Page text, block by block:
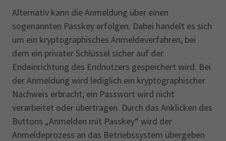
Alternativ kann die Anmeldung über einen
sogenannten Passkey erfolgen. Dabei handelt es sich
um ein kryptographisches Anmeldeverfahren, bei
dem ein privater Schlüssel sicher auf der
Endeinrichtung des Endnutzers gespeichert wird. Bei
der Anmeldung wird lediglich ein kryptographischer
Nachweis erbracht; ein Passwort wird nicht
verarbeitet oder übertragen. Durch das Anklicken des
Buttons „Anmelden mit Passkey“ wird der
Anmeldeprozess an das Betriebssystem übergeben